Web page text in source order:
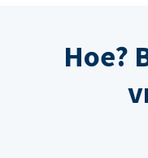
Hoe?